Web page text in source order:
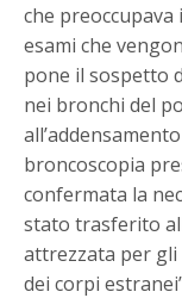
che
esami che
pone il sospetto
nei bronchi del
broncoscopia
confermata la
stato trasferito
attrezzata per
dei corpi